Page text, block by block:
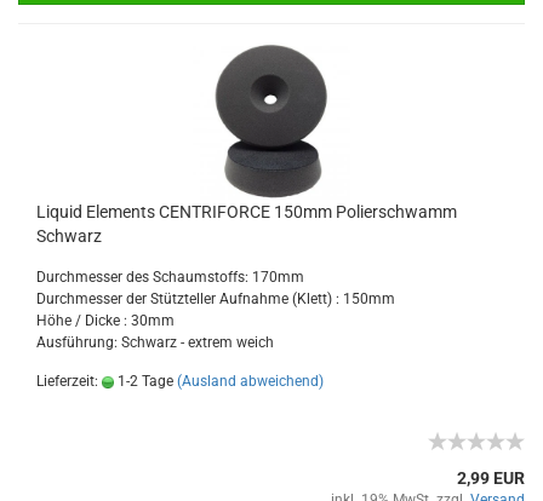
Liquid Elements CENTRIFORCE 150mm Polierschwamm
Schwarz
Durchmesser des Schaumstoffs: 170mm
Durchmesser der Stützteller Aufnahme (Klett) : 150mm
Höhe / Dicke : 30mm
Ausführung: Schwarz - extrem weich
Lieferzeit: 1-2 Tage (Ausland abweichend)
2,99 EUR